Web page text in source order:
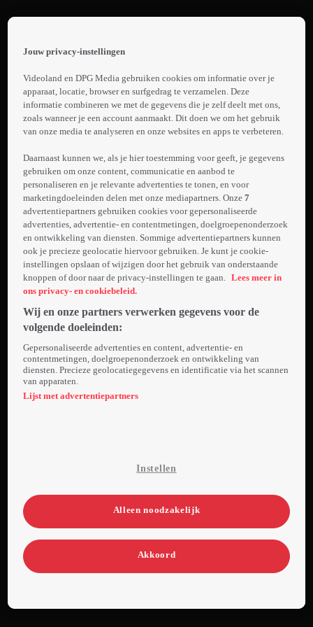
page
SnowComing
Laden...
Samantha keert terug
naar haar
geboorteplaats voor
het winterfeest én om
te vieren dat haar
vader met pensioen
gaat. Ze komt haar
oude jeugdliefde
tegen, die
tegenwoordig
professioneel
is. Ze vraagt hem om
hulp om geld in te
zamelen voor de
Meer
Jouw privacy-instellingen
Videoland en DPG Media gebruiken cookies om informatie over je
apparaat, locatie, browser en surfgedrag te verzamelen. Deze
informatie combineren we met de gegevens die je zelf deelt met ons,
zoals wanneer je een account aanmaakt. Dit doen we om het gebruik
van onze media te analyseren en onze websites en apps te verbeteren.
Daarnaast kunnen we, als je hier toestemming voor geeft, je gegevens
gebruiken om onze content, communicatie en aanbod te
personaliseren en je relevante advertenties te tonen, en voor
marketingdoeleinden delen met onze mediapartners. Onze7
advertentiepartners gebruiken cookies voor gepersonaliseerde
advertenties, advertentie- en contentmetingen, doelgroepenonderzoek
en ontwikkeling van diensten. Sommige advertentiepartners kunnen
ook je precieze geolocatie hiervoor gebruiken. Je kunt je cookie-
instellingen opslaan of wijzigen door het gebruik van onderstaande
knoppen of door naar de privacy-instellingen te gaan. Lees meer in
ons privacy- en cookiebeleid.
Wij en onze partners verwerken gegevens voor de
volgende doeleinden:
Gepersonaliseerde advertenties en content, advertentie- en
contentmetingen, doelgroepenonderzoek en ontwikkeling van
diensten. Precieze geolocatiegegevens en identificatie via het scannen
van apparaten.
Lijst met advertentiepartners
Instellen
Alleen noodzakelijk
Akkoord